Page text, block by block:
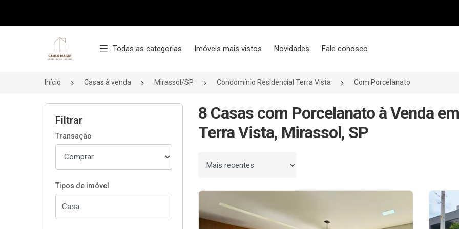
Página inicial
Todas as categorias Imóveis mais vistos Novidades Fale conosco
Início Casas à venda Mirassol/SP Condomínio Residencial Terra Vista Com Porcelanato
Filtrar
Transação
Tipos de imóvel
8 Casas com Porcelanato à Venda
Terra Vista, Mirassol, SP
Ordenar por